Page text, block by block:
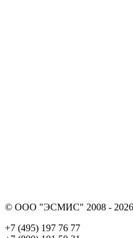
© ООО "ЭСМИС" 2008 - 2026
+7 (495) 197 76 77